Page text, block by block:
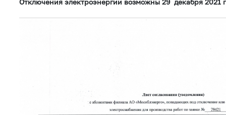
Отключения электроэнергии возможны 29 декабря 2021